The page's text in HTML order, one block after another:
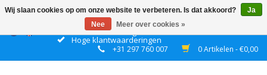
Gratis verzending boven € 50 binnen NL
Hoge klantwaarderingen
+31 297 760 007 0 Artikelen - €0,00
Home
Wij slaan cookies op om onze website te verbeteren. Is dat akkoord?
Ja
Nee
Meer over cookies »